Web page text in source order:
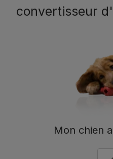
convertisseur
Mon chien a